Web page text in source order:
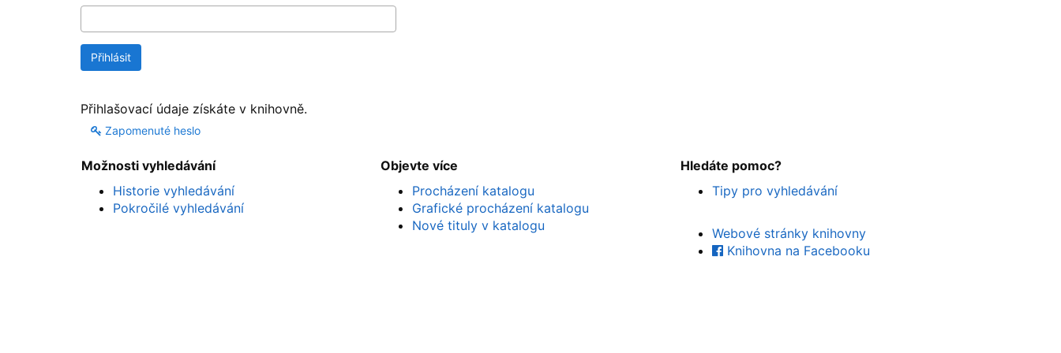
Přihlašovací údaje získáte v knihovně.
Zapomenuté heslo
Možnosti vyhledávání
Historie vyhledávání
Pokročilé vyhledávání
Objevte více
Procházení katalogu
Grafické procházení katalogu
Nové tituly v katalogu
Hledáte pomoc?
Tipy pro vyhledávání
Webové stránky knihovny
Knihovna na Facebooku